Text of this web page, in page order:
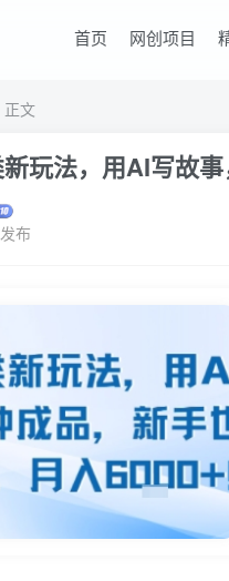
首页 网创项目
正文
玩法，用AI写故
布